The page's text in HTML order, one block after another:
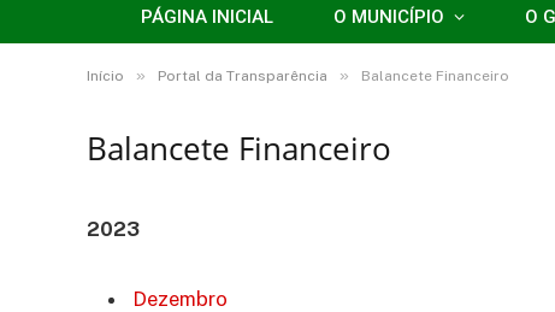
PÁGINA INICIAL O MUNICÍPIO O
Início » Portal da Transparência » Balancete Financeiro
Balancete Financeiro
2023
Dezembro